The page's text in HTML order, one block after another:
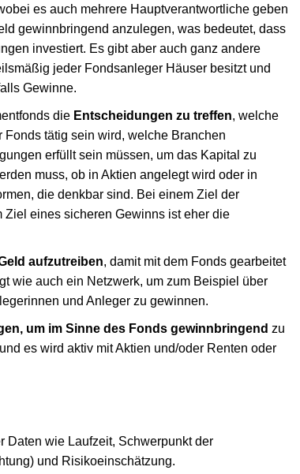
es auch mehrere Hauptverantwortliche geben
gewinnbringend anzulegen, was bedeutet, dass
investiert. Es gibt aber auch ganz andere
jeder Fondsanleger Häuser besitzt und
Gewinne.
die Entscheidungen zu treffen, welche
tätig sein wird, welche Branchen
erfüllt sein müssen, um das Kapital zu
muss, ob in Aktien angelegt wird oder in
die denkbar sind. Bei einem Ziel der
eines sicheren Gewinns ist eher die
aufzutreiben, damit mit dem Fonds gearbeitet
wie auch ein Netzwerk, um zum Beispiel über
und Anleger zu gewinnen.
um im Sinne des Fonds gewinnbringend zu
es wird aktiv mit Aktien und/oder Renten oder
Daten wie Laufzeit, Schwerpunkt der
und Risikoeinschätzung.